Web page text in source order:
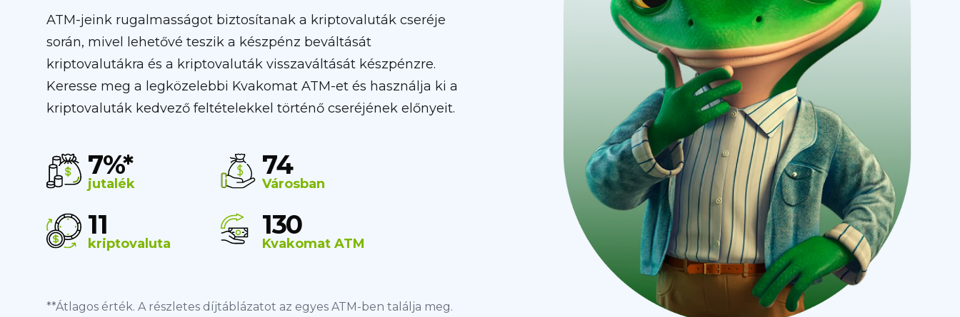
ATM-jeink rugalmasságot biztosítanak a kriptovaluták cseréje
során, mivel lehetővé teszik a készpénz beváltását
kriptovalutákra és a kriptovaluták visszaváltását készpénzre.
Keresse meg a legközelebbi Kvakomat ATM-et és használja ki a
kriptovaluták kedvező feltételekkel történő cseréjének előnyeit.
7%*
jutalék
11
kriptovaluta
74
Városban
130
Kvakomat ATM
**Átlagos érték. A részletes díjtáblázatot az egyes ATM-ben találja meg.